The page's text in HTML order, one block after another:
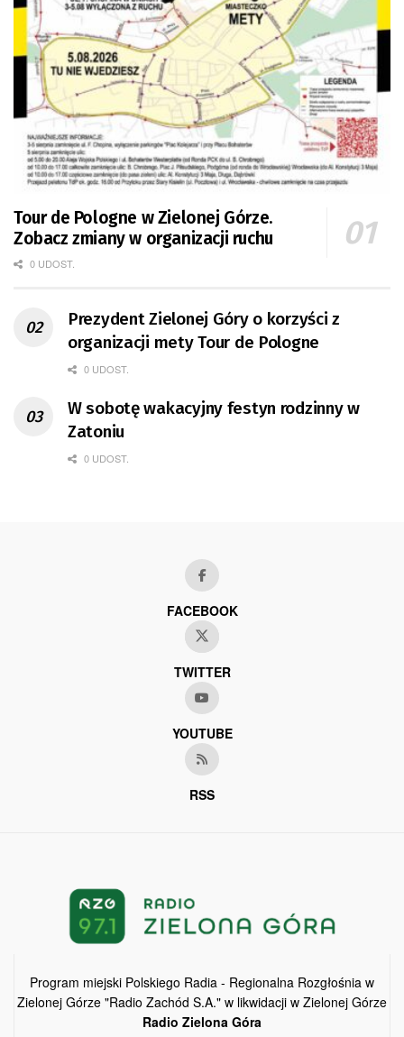
Tour de Pologne w Zielonej Górze.
Zobacz zmiany w organizacji ruchu
0 UDOST.
Prezydent Zielonej Góry o korzyści z
organizacji mety Tour de Pologne
0 UDOST.
W sobotę wakacyjny festyn rodzinny w
Zatoniu
0 UDOST.
FACEBOOK
TWITTER
YOUTUBE
RSS
Program miejski Polskiego Radia - Regionalna Rozgłośnia w
Zielonej Górze "Radio Zachód S.A." w likwidacji w Zielonej Górze
Radio Zielona Góra